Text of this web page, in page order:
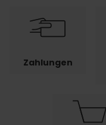
Zahlungen